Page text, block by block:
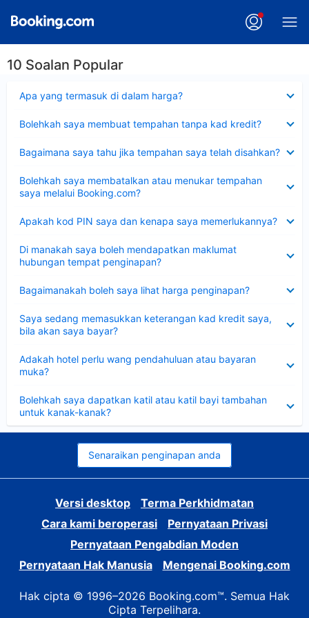
10 Soalan Popular
Apa yang termasuk di dalam harga?
Bolehkah saya membuat tempahan tanpa kad kredit?
Bagaimana saya tahu jika tempahan saya telah disahkan?
Bolehkah saya membatalkan atau menukar tempahan
saya melalui Booking.com?
Apakah kod PIN saya dan kenapa saya memerlukannya?
Di manakah saya boleh mendapatkan maklumat
hubungan tempat penginapan?
Bagaimanakah boleh saya lihat harga penginapan?
Saya sedang memasukkan keterangan kad kredit saya,
bila akan saya bayar?
Adakah hotel perlu wang pendahuluan atau bayaran
muka?
Bolehkah saya dapatkan katil atau katil bayi tambahan
untuk kanak-kanak?
Senaraikan penginapan anda
Versi desktop
Terma Perkhidmatan
Cara kami beroperasi
Pernyataan Privasi
Pernyataan Pengabdian Moden
Pernyataan Hak Manusia
Mengenai Booking.com
Hak cipta © 1996–2026 Booking.com™. Semua Hak
Cipta Terpelihara.